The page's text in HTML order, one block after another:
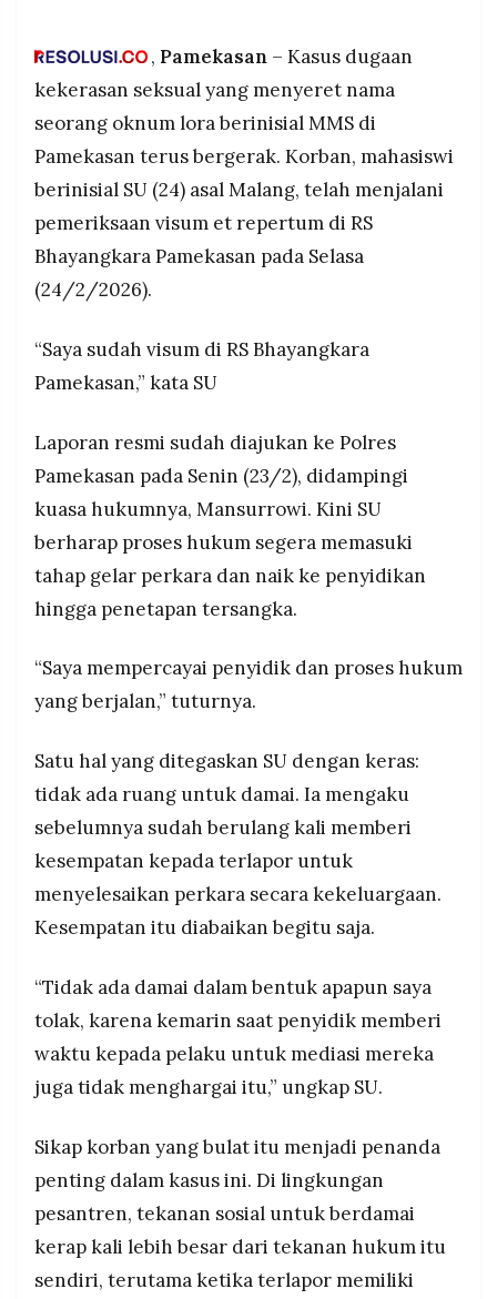
PT.
RESOLUSI
MEDIA
PRAMUDITA
©
2026
PT.
MEDIA
di Pamekasan, telah menjalani visum et repertum
(24/2/2026), sehari setelah melaporkan kasusnya
ke Polres Pamekasan.
Korban menegaskan menolak segala bentuk
perdamaian dengan terlapor, setelah beberapa
kali kesempatan mediasi yang diberikan penyidik
tidak direspons dengan serius oleh pihak terlapor.
Kasat Reskrim Polres Pamekasan AKP Yoyok
Hardianto memastikan kasus ditangani secara
perkembangan penyelidikan lebih lanjut.
, Pamekasan– Kasus dugaan
kekerasan seksual yang menyeret nama
seorang oknum lora berinisial MMS di
Pamekasan terus bergerak. Korban, mahasiswi
berinisial SU (24) asal Malang, telah menjalani
pemeriksaan visum et repertum di RS
Bhayangkara Pamekasan pada Selasa
(24/2/2026).
“Saya sudah visum di RS Bhayangkara
Pamekasan,” kata SU
Laporan resmi sudah diajukan ke Polres
Pamekasan pada Senin (23/2), didampingi
kuasa hukumnya, Mansurrowi. Kini SU
berharap proses hukum segera memasuki
tahap gelar perkara dan naik ke penyidikan
hingga penetapan tersangka.
“Saya mempercayai penyidik dan proses hukum
yang berjalan,” tuturnya.
Satu hal yang ditegaskan SU dengan keras:
tidak ada ruang untuk damai. Ia mengaku
sebelumnya sudah berulang kali memberi
kesempatan kepada terlapor untuk
menyelesaikan perkara secara kekeluargaan.
Kesempatan itu diabaikan begitu saja.
“Tidak ada damai dalam bentuk apapun saya
tolak, karena kemarin saat penyidik memberi
waktu kepada pelaku untuk mediasi mereka
juga tidak menghargai itu,” ungkap SU.
Sikap korban yang bulat itu menjadi penanda
penting dalam kasus ini. Di lingkungan
pesantren, tekanan sosial untuk berdamai
kerap kali lebih besar dari tekanan hukum itu
sendiri, terutama ketika terlapor memiliki